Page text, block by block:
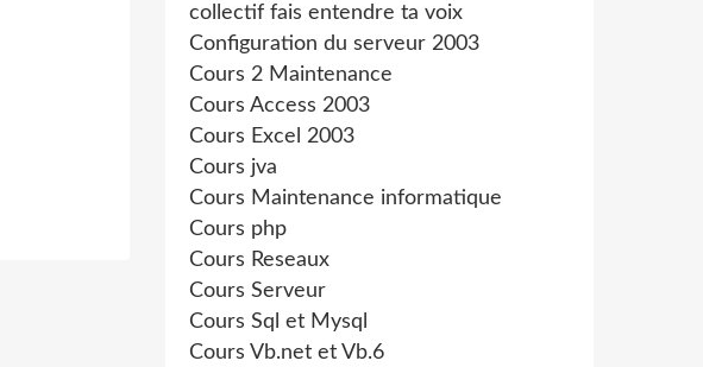
collectif fais entendre ta voix
Configuration du serveur 2003
Cours 2 Maintenance
Cours Access 2003
Cours Excel 2003
Cours jva
Cours Maintenance informatique
Cours php
Cours Reseaux
Cours Serveur
Cours Sql et Mysql
Cours Vb.net et Vb.6